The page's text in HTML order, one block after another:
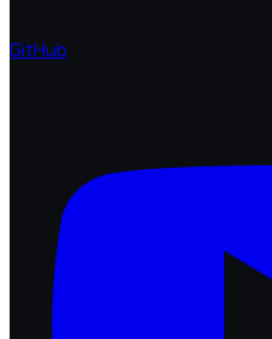
GitHub